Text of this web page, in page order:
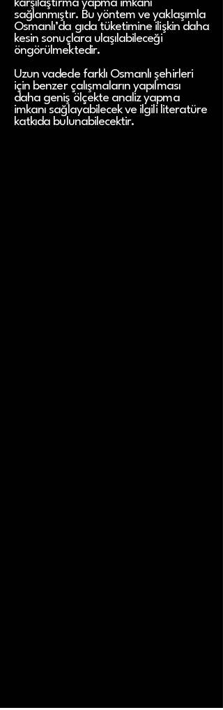
karşılaştırma yapma imkanı
sağlanmıştır. Bu yöntem ve yaklaşımla
Osmanlı’da gıda tüketimine ilişkin daha
kesin sonuçlara ulaşılabileceği
öngörülmektedir.
Uzun vadede farklı Osmanlı şehirleri
için benzer çalışmaların yapılması
daha geniş ölçekte analiz yapma
imkanı sağlayabilecek ve ilgili literatüre
katkıda bulunabilecektir.